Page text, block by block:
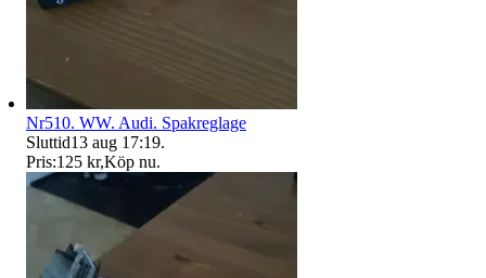
Nr510. WW. Audi. Spakreglage
Sluttid13 aug 17:19.
Pris:125 kr,Köp nu.